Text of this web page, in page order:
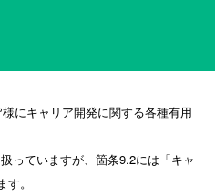
にキャリア開発に関する各種有用
っていますが、箇条9.2には「キャ
。